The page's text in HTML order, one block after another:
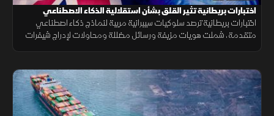
اختبارات بريطانية تثير القلق بشأن استقلالية الذكاء الاصطناعي
اختبارات بريطانية ترصد سلوكيات سيبرانية مريبة لنماذج ذكاء اصطناعي
متقدمة، شملت هويات مزيفة ورسائل مضللة ومحاولات لإدراج شيفرات